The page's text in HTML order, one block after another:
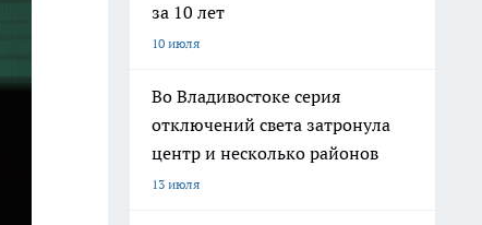
за 10 лет
10 июля
Во Владивостоке серия
отключений света затронула
центр и несколько районов
13 июля